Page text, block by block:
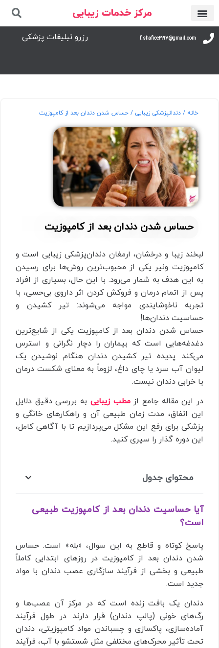
مرکز خدمات زیبایی
f.shafiee1997@gmail.com رزرو تبلیغات پزشکی
خانه / دندانپزشکی زیبایی / حساس شدن دندان بعد از کامپوزیت
حساس شدن دندان بعد از کامپوزیت
لبخند زیبا و درخشان، ارمغان دندان‌پزشکی زیبایی است و
کامپوزیت ونیر یکی از محبوب‌ترین روش‌ها برای رسیدن
به این هدف به شمار می‌رود. با این حال، بسیاری از افراد
پس از اتمام درمان و فروکش کردن اثر داروی بی‌حسی، با
تجربه ناخوشایندی مواجه می‌شوند: تیر کشیدن و
حساسیت دندان‌ها!
حساس شدن دندان بعد از کامپوزیت یکی از شایع‌ترین
دغدغه‌هایی است که بیماران را دچار نگرانی و استرس
می‌کند. پدیده تیر کشیدن دندان هنگام نوشیدن یک
لیوان آب سرد یا چای داغ، لزوماً به معنای شکست درمان
یا خرابی دندان نیست.
در این مقاله جامع ازمطب زیبایی به بررسی دقیق دلایل
این اتفاق، مدت زمان طبیعی آن و راهکارهای خانگی و
پزشکی برای رفع این مشکل می‌پردازیم تا با آگاهی کامل،
این دوره گذار را سپری کنید.
محتوای جدول
آیا حساسیت دندان بعد از کامپوزیت طبیعی
است؟
پاسخ کوتاه و قاطع به این سوال، «بله» است. حساس
شدن دندان بعد از کامپوزیت در روزهای ابتدایی کاملاً
طبیعی و بخشی از فرآیند سازگاری عصب دندان با مواد
جدید است.
دندان یک بافت زنده است که در مرکز آن عصب‌ها و
رگ‌های خونی (پالپ دندان) قرار دارند. در طول فرآیند
آماده‌سازی، پاکسازی و چسباندن مواد کامپوزیتی، دندان
تحت تأثیر محرک‌های مختلفی مثل شستشو با آب، فرآیند